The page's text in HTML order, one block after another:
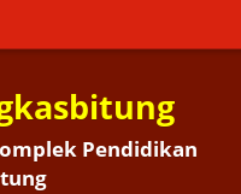
Pendidikan